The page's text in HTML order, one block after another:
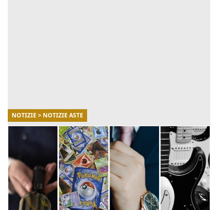
NOTIZIE > NOTIZIE ASTE
Aste online gli oggetti più ricercati e le cifre
folli sborsate
In questo articolo vedremo quali sono gli oggetti più
ambiti e quali sono state le follie che passeranno alla
storia delle aste. [...]